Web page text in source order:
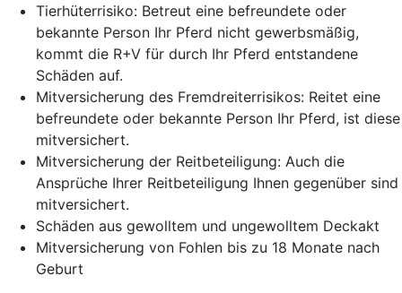
Tierhüterrisiko: Betreut eine befreundete oder
bekannte Person Ihr Pferd nicht gewerbsmäßig,
kommt die R+V für durch Ihr Pferd entstandene
Schäden auf.
Mitversicherung des Fremdreiterrisikos: Reitet eine
befreundete oder bekannte Person Ihr Pferd, ist diese
mitversichert.
Mitversicherung der Reitbeteiligung: Auch die
Ansprüche Ihrer Reitbeteiligung Ihnen gegenüber sind
mitversichert.
Schäden aus gewolltem und ungewolltem Deckakt
Mitversicherung von Fohlen bis zu 18 Monate nach
Geburt